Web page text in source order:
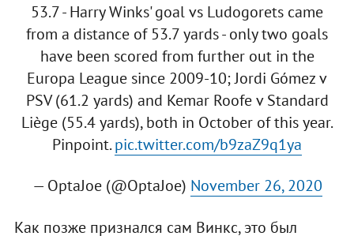
53.7 - Harry Winks' goal vs Ludogorets came
from a distance of 53.7 yards - only two goals
have been scored from further out in the
Europa League since 2009-10; Jordi Gómez v
PSV (61.2 yards) and Kemar Roofe v Standard
Liège (55.4 yards), both in October of this year.
Pinpoint.pic.twitter.com/b9zaZ9q1ya
— OptaJoe (@OptaJoe) November 26, 2020
Как позже признался сам Винкс, это был